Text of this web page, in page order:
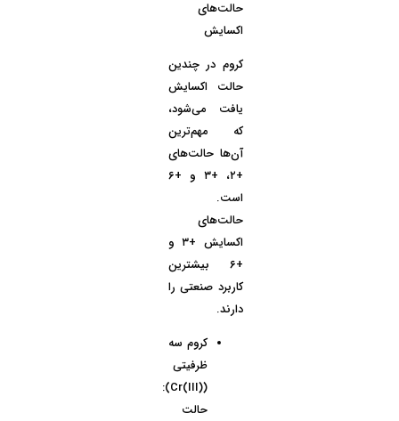
حالت‌های
اکسایش
کروم در چندین
حالت اکسایش
یافت می‌شود،
که مهم‌ترین
آن‌ها حالت‌های
+۲، +۳ و +۶
است.
حالت‌های
اکسایش +۳ و
+۶ بیشترین
کاربرد صنعتی را
دارند.
کروم سه
ظرفیتی
(Cr(III)):
حالت